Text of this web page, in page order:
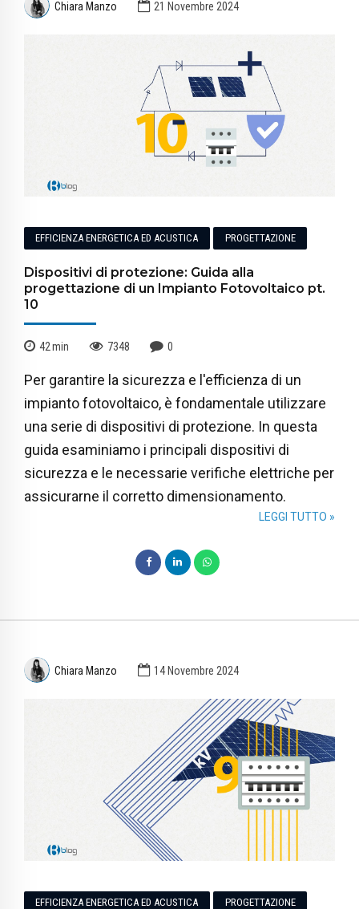
Chiara Manzo 21 Novembre 2024
EFFICIENZA ENERGETICA ED ACUSTICA PROGETTAZIONE
Dispositivi di protezione: Guida alla
progettazione di un Impianto Fotovoltaico pt.
10
42min 7348 0
Per garantire la sicurezza e l'efficienza di un
impianto fotovoltaico, è fondamentale utilizzare
una serie di dispositivi di protezione. In questa
guida esaminiamo i principali dispositivi di
sicurezza e le necessarie verifiche elettriche per
assicurarne il corretto dimensionamento.
LEGGI TUTTO »
Chiara Manzo 14 Novembre 2024
EFFICIENZA ENERGETICA ED ACUSTICA PROGETTAZIONE